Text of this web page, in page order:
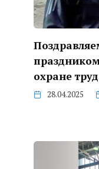
охране
28.04.2025